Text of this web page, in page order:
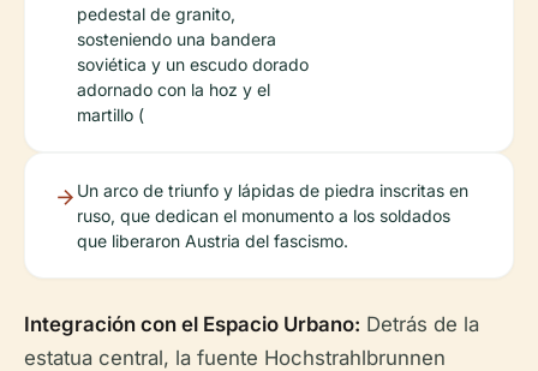
pedestal de granito,
sosteniendo una bandera
soviética y un escudo dorado
adornado con la hoz y el
martillo (
Un arco de triunfo y lápidas de piedra inscritas en
ruso, que dedican el monumento a los soldados
que liberaron Austria del fascismo.
Integración con el Espacio Urbano: Detrás de la
estatua central, la fuente Hochstrahlbrunnen